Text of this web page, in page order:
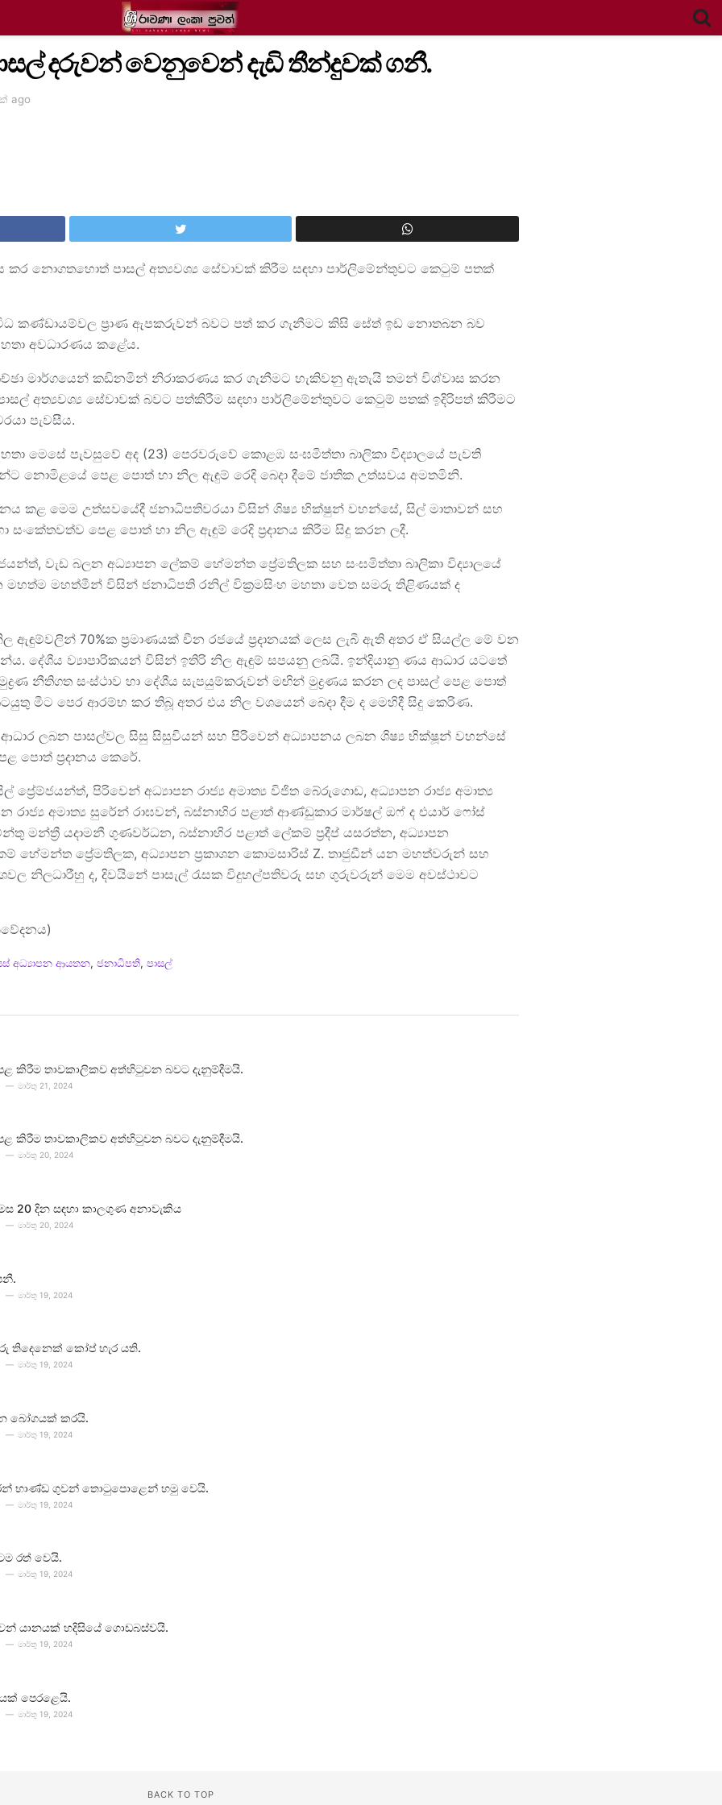
දරුවන් වෙනුවෙන් දැඩි තීන්දුවක් ගනී.
ago
නොගතහොත් පාසල් අත්‍යවශ්‍ය සේවාවක් කිරීම සඳහා පාර්ලිමේන්තුවට කෙටුම් පතක්
කණ්ඩායම්වල ප්‍රාණ ඇපකරුවන් බවට පත් කර ගැනීමට කිසි සේත් ඉඩ නොතබන බව
අවධාරණය කළේය.
මාර්ගයෙන් කඩිනමින් නිරාකරණය කර ගැනීමට හැකිවනු ඇතැයි තමන් විශ්වාස කරන
අත්‍යවශ්‍ය සේවාවක් බවට පත්කිරීම සඳහා පාර්ලිමේන්තුවට කෙටුම් පතක් ඉදිරිපත් කිරීමට
පැවසීය.
මෙසේ පැවසුවේ අද (23) පෙරවරුවේ කොළඹ සංඝමිත්තා බාලිකා විද්‍යාලයේ පැවති
නොමිළයේ පෙළ පොත් හා නිල ඇඳුම් රෙදි බෙදා දීමේ ජාතික උත්සවය අමතමිනි.
කළ මෙම උත්සවයේදී ජනාධිපතිවරයා විසින් ශිෂ්‍ය භික්ෂුන් වහන්සේ, සිල් මාතාවන් සහ
සංකේතවත්ව පෙළ පොත් හා නිල ඇඳුම් රෙදි ප්‍රදානය කිරීම සිදු කරන ලදී.
වැඩ බලන අධ්‍යාපන ලේකම් හේමන්ත ප්‍රේමතිලක සහ සංඝමිත්තා බාලිකා විද්‍යාලයේ
මහත්ම මහත්මීන් විසින් ජනාධිපති රනිල් වික්‍රමසිංහ මහතා වෙත සමරු තිළිණයක් ද
ඇඳුම්වලින් 70%ක ප්‍රමාණයක් චීන රජයේ ප්‍රදානයක් ලෙස ලැබී ඇති අතර ඒ සියල්ල මේ වන
දේශීය ව්‍යාපාරිකයන් විසින් ඉතිරි නිල ඇඳුම් සපයනු ලබයි. ඉන්දියානු ණය ආධාර යටතේ
නීතිගත සංස්ථාව හා දේශීය සැපයුම්කරුවන් මඟින් මුද්‍රණය කරන ලද පාසල් පෙළ පොත්
මීට පෙර ආරම්භ කර තිබූ අතර එය නිල වශයෙන් බෙදා දීම ද මෙහිදී සිදු කෙරිණ.
ආධාර ලබන පාසල්වල සිසු සිසුවියන් සහ පිරිවෙන් අධ්‍යාපනය ලබන ශිෂ්‍ය භික්ෂූන් වහන්සේ
පොත් ‍ප්‍රදානය කෙරේ.
ප්‍රේම්ජයන්ත්, පිරිවෙන් අධ්‍යාපන රාජ්‍ය අමාත්‍ය විජිත බේරුගොඩ, අධ්‍යාපන රාජ්‍ය අමාත්‍ය
රාජ්‍ය අමාත්‍ය සුරේන් රාඝවන්, බස්නාහිර පළාත් ආණ්ඩුකාර මාර්ෂල් ඔෆ් ද එයාර් ෆෝස්
මන්ත්‍රී යදාමනී ගුණවර්ධන, බස්නාහිර පළාත් ලේකම් ප්‍රදීප් යසරත්න, අධ්‍යාපන
හේමන්ත ප්‍රේමතිලක, අධ්‍යාපන ප්‍රකාශන කොමසාරිස් Z. තාජුඩීන් යන මහත්වරුන් සහ
නිලධාරීහු ද, දිවයිනේ පාසැල් රැසක විදුහල්පතිවරු සහ ගුරුවරුන් මෙම අවස්ථාවට
අධ්‍යාපන ආයතන, ජනාධිපති, පාසල්
කිරීම තාවකාලිකව අත්හිටුවන බවට දැනුම්දීමයි.
මාර්තු 21, 2024
කිරීම තාවකාලිකව අත්හිටුවන බවට දැනුම්දීමයි.
මාර්තු 20, 2024
20 දින සඳහා කාලගුණ අනාවැකිය
මාර්තු 20, 2024
මාර්තු 19, 2024
තිදෙනෙක් කෝප් හැර යති.
මාර්තු 19, 2024
බෝගයක් කරයි.
මාර්තු 19, 2024
භාණ්ඩ ගුවන් තොටුපොළෙන් හමු වෙයි.
මාර්තු 19, 2024
රත් වෙයි.
මාර්තු 19, 2024
යානයක් හදිසියේ ගොඩබස්වයි.
මාර්තු 19, 2024
පෙරළෙයි.
මාර්තු 19, 2024
BACK TO TOP